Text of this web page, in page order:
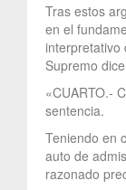
Tras estos
en el
interpretativo
Supremo
«CUARTO.-
sentencia.
Teniendo en
auto de
razonado